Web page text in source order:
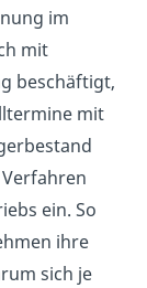
im
mit
beschäftigt,
mit
ein. So
ihre
sich je